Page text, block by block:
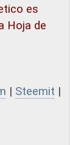
es
Hoja de
| Steemit |